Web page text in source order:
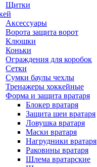
Щитки
Аксессуары
Ворота защита ворот
Клюшки
Коньки
Ограждения для коробок
Сетки
Сумки баулы чехлы
Тренажеры хоккейные
Форма и защита вратаря
Блокер вратаря
Защита шеи вратаря
Ловушка вратаря
Маски вратаря
Нагрудники вратаря
Раковины вратаря
Шлема вратарские